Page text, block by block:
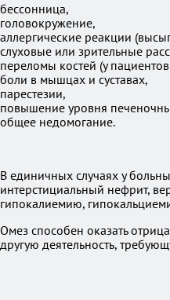
бессонница,
головокружение,
аллергические реакции
слуховые или зрительные
переломы костей (у
боли в мышцах и суставах,
парестезии,
повышение уровня
общее недомогание.
В единичных случаях у
интерстициальный нефрит,
гипокалиемию,
Омез способен оказать
другую деятельность,